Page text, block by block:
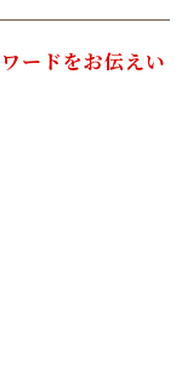
ードをお伝えい